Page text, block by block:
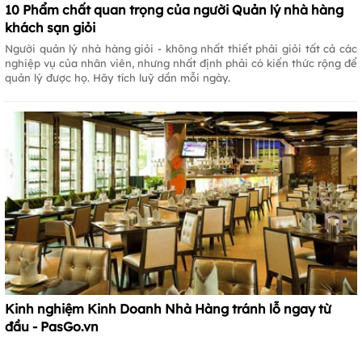
10 Phẩm chất quan trọng của người Quản lý nhà hàng
khách sạn giỏi
Người quản lý nhà hàng giỏi - không nhất thiết phải giỏi tất cả các
nghiệp vụ của nhân viên, nhưng nhất định phải có kiến thức rộng để
quản lý được họ. Hãy tích luỹ dần mỗi ngày.
Kinh nghiệm Kinh Doanh Nhà Hàng tránh lỗ ngay từ
đầu - PasGo.vn